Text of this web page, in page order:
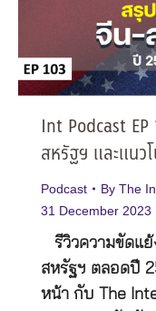
Int Podcast
สหรัฐฯ และแนว
Podcast By The
31 December 2023
รีวิวความขัดแย้
สหรัฐฯ ตลอดปี
หน้า กับ The